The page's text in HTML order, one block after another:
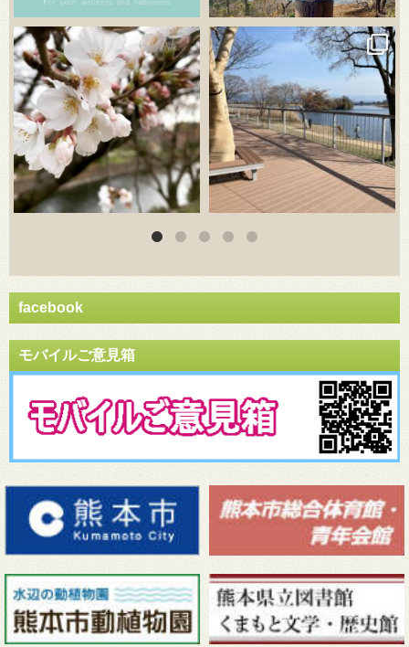
3月 20 3月 18
facebook
モバイルご意見箱